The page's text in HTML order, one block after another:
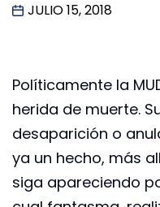
JULIO 15, 2018
Políticamente la
herida de muerte.
desaparición o
ya un hecho, más
siga apareciendo